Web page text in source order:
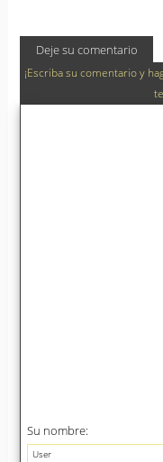
Deje su comentario
¡Escriba su comentario y
Su nombre: